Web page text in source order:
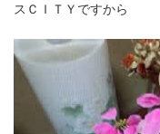
スＣＩＴＹですから